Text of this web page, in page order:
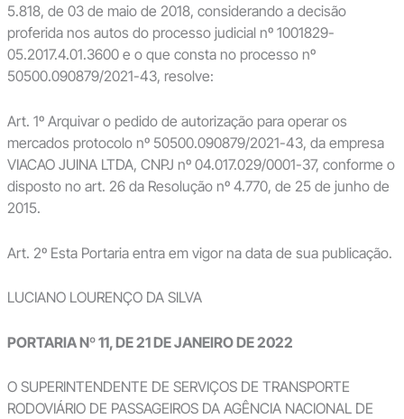
5.818, de 03 de maio de 2018, considerando a decisão
proferida nos autos do processo judicial nº 1001829-
05.2017.4.01.3600 e o que consta no processo nº
50500.090879/2021-43, resolve:
Art. 1º Arquivar o pedido de autorização para operar os
mercados protocolo nº 50500.090879/2021-43, da empresa
VIACAO JUINA LTDA, CNPJ nº 04.017.029/0001-37, conforme o
disposto no art. 26 da Resolução nº 4.770, de 25 de junho de
2015.
Art. 2º Esta Portaria entra em vigor na data de sua publicação.
LUCIANO LOURENÇO DA SILVA
PORTARIA Nº 11, DE 21 DE JANEIRO DE 2022
O SUPERINTENDENTE DE SERVIÇOS DE TRANSPORTE
RODOVIÁRIO DE PASSAGEIROS DA AGÊNCIA NACIONAL DE